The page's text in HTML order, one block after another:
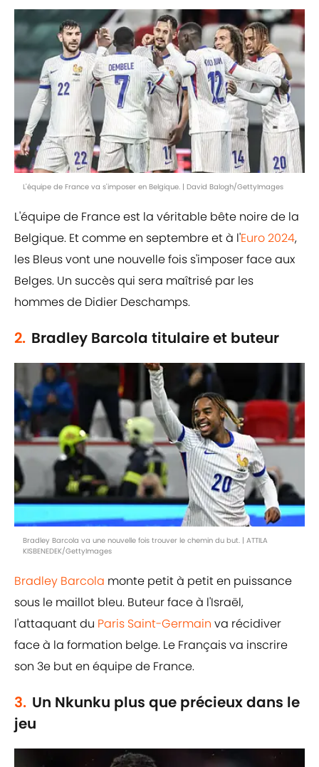
L'équipe de France va s'imposer en Belgique. | David Balogh/GettyImages
L'équipe de France est la véritable bête noire de la
Belgique. Et comme en septembre et à l'Euro 2024,
les Bleus vont une nouvelle fois s'imposer face aux
Belges. Un succès qui sera maîtrisé par les
hommes de Didier Deschamps.
2. Bradley Barcola titulaire et buteur
Bradley Barcola va une nouvelle fois trouver le chemin du but. | ATTILA
KISBENEDEK/GettyImages
Bradley Barcola monte petit à petit en puissance
sous le maillot bleu. Buteur face à l'Israël,
l'attaquant du Paris Saint-Germain va récidiver
face à la formation belge. Le Français va inscrire
son 3e but en équipe de France.
3. Un Nkunku plus que précieux dans le
jeu